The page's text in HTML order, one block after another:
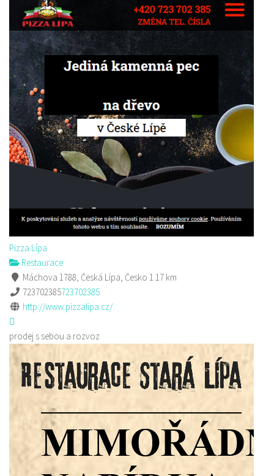
Pizza Lípa
Restaurace
Máchova 1788, Česká Lípa, Česko 1.17 km
723702385723702385
http://www.pizzalipa.cz/
prodej s sebou a rozvoz